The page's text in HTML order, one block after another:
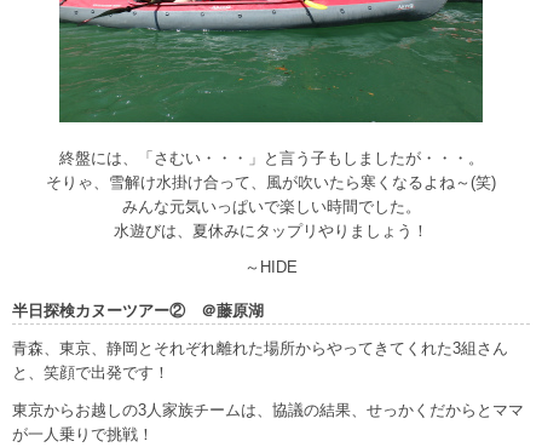
終盤には、「さむい・・・」と言う子もしましたが・・・。
そりゃ、雪解け水掛け合って、風が吹いたら寒くなるよね～(笑)
みんな元気いっぱいで楽しい時間でした。
水遊びは、夏休みにタップリやりましょう！
～HIDE
半日探検カヌーツアー② ＠藤原湖
青森、東京、静岡とそれぞれ離れた場所からやってきてくれた3組さん
と、笑顔で出発です！
東京からお越しの3人家族チームは、協議の結果、せっかくだからとママ
が一人乗りで挑戦！